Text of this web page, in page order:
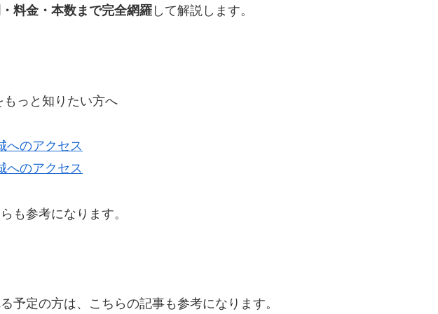
料金・本数まで完全網羅 して解説します。
っと知りたい方へ
へのアクセス
へのアクセス
も参考になります。
予定の方は、こちらの記事も参考になります。